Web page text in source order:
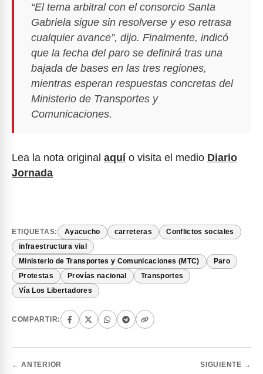
“El tema arbitral con el consorcio Santa
Gabriela sigue sin resolverse y eso retrasa
cualquier avance”, dijo. Finalmente, indicó
que la fecha del paro se definirá tras una
bajada de bases en las tres regiones,
mientras esperan respuestas concretas del
Ministerio de Transportes y
Comunicaciones.
Lea la nota original aquío visita el medio Diario
Jornada
ETIQUETAS: Ayacucho carreteras Conflictos sociales
infraestructura vial
Ministerio de Transportes y Comunicaciones (MTC) Paro
Protestas Provías nacional Transportes
Vía Los Libertadores
COMPARTIR:
← ANTERIOR SIGUIENTE →